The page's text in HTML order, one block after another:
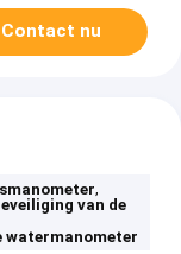
Contact nu
,
van de
watermanometer